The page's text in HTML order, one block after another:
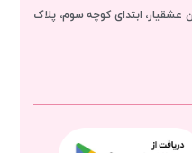
عشقیار، ابتدای کوچه سوم، پلاک